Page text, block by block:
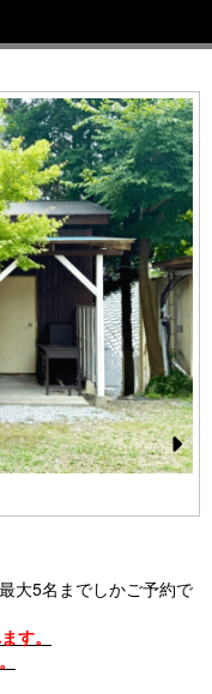
N
e
大5名までしかご予約で
す。